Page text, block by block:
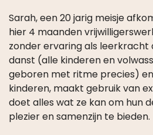
hier 4 maanden
zonder ervaring als leerkracht
danst (alle kinderen en
geboren met ritme precies) en
kinderen, maakt gebruik van
doet alles wat ze kan om hun
plezier en samenzijn te bieden.